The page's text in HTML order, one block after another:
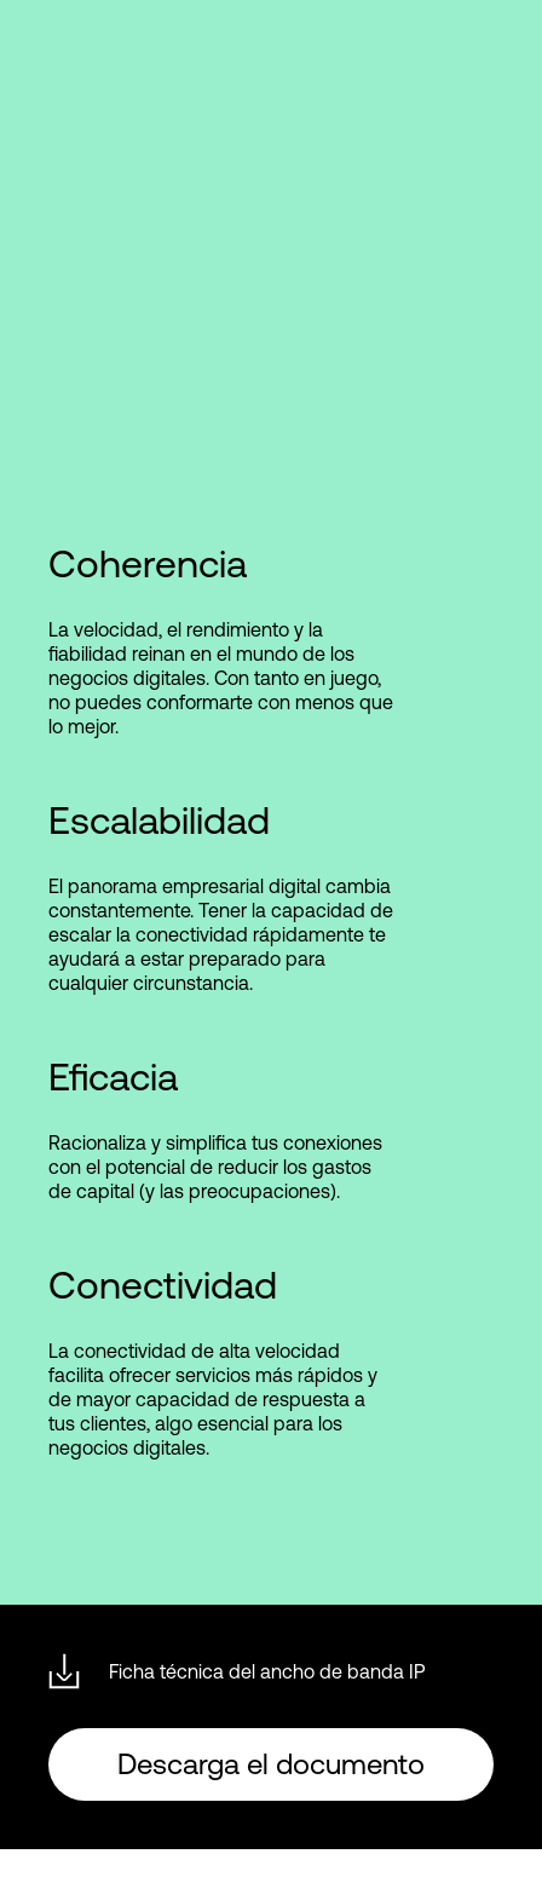
Coherencia
La velocidad, el rendimiento y la
fiabilidad reinan en el mundo de los
negocios digitales. Con tanto en juego,
no puedes conformarte con menos que
lo mejor.
Escalabilidad
El panorama empresarial digital cambia
constantemente. Tener la capacidad de
escalar la conectividad rápidamente te
ayudará a estar preparado para
cualquier circunstancia.
Eficacia
Racionaliza y simplifica tus conexiones
con el potencial de reducir los gastos
de capital (y las preocupaciones).
Conectividad
La conectividad de alta velocidad
facilita ofrecer servicios más rápidos y
de mayor capacidad de respuesta a
tus clientes, algo esencial para los
negocios digitales.
Ficha técnica del ancho de banda IP
Descarga el documento